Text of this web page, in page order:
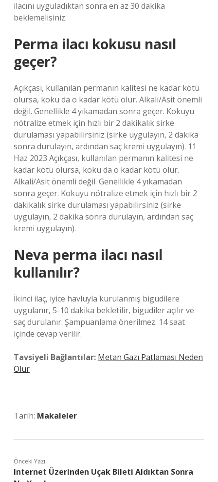
ilacını uyguladıktan sonra en az 30 dakika
beklemelisiniz.
Perma ilacı kokusu nasıl
geçer?
Açıkçası, kullanılan permanın kalitesi ne kadar kötü
olursa, koku da o kadar kötü olur. Alkali/Asit önemli
değil. Genellikle 4 yıkamadan sonra geçer. Kokuyu
nötralize etmek için hızlı bir 2 dakikalık sirke
durulaması yapabilirsiniz (sirke uygulayın, 2 dakika
sonra durulayın, ardından saç kremi uygulayın). 11
Haz 2023 Açıkçası, kullanılan permanın kalitesi ne
kadar kötü olursa, koku da o kadar kötü olur.
Alkali/Asit önemli değil. Genellikle 4 yıkamadan
sonra geçer. Kokuyu nötralize etmek için hızlı bir 2
dakikalık sirke durulaması yapabilirsiniz (sirke
uygulayın, 2 dakika sonra durulayın, ardından saç
kremi uygulayın).
Neva perma ilacı nasıl
kullanılır?
İkinci ilaç, iyice havluyla kurulanmış bigudilere
uygulanır, 5-10 dakika bekletilir, bigudiler açılır ve
saç durulanır. Şampuanlama önerilmez. 14 saat
içinde cevap verilir.
Tavsiyeli Bağlantılar: Metan Gazı Patlaması Neden
Olur
Tarih: Makaleler
Önceki Yazı
Internet Üzerinden Uçak Bileti Aldıktan Sonra